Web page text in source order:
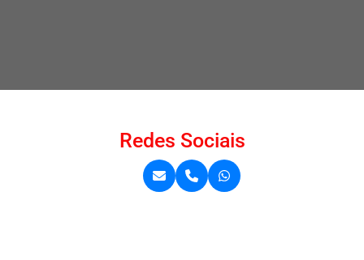
Redes Sociais